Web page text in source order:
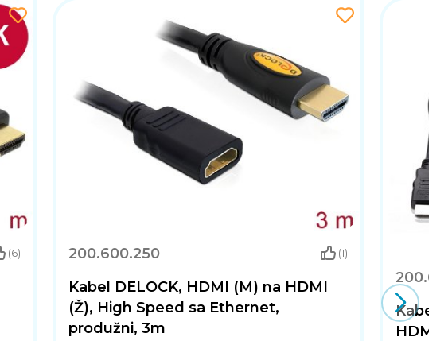
(6) 200.600.250 (1)
Kabel DELOCK, HDMI (M) na HDMI
(Ž), High Speed sa Ethernet,
produžni, 3m
Kabel
HDMI